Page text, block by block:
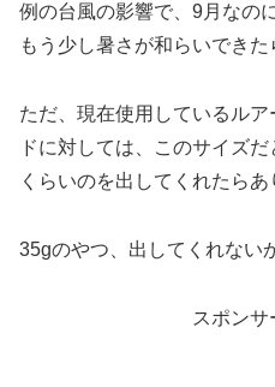
例の台風の影響で、9月なの
もう少し暑さが和らいでき
ただ、現在使用しているル
ドに対しては、このサイズ
くらいのを出してくれたらあ
35gのやつ、出してくれない
スポンサ